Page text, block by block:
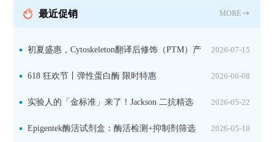
最近促销 MORE
2026-07-15
初夏盛惠，Cytoskeleton翻译后修饰（PTM）产
品线放价啦！ 2026-06-08
618 狂欢节丨弹性蛋白酶 限时特惠
2026-05-22
实验人的「金标准」来了！Jackson 二抗精选
限时一口价，手慢无！ 2026-05-18
Epigentek酶活试剂盒：酶活检测+抑制剂筛选